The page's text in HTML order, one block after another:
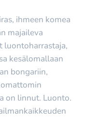
ihmeen komea
majaileva
luontoharrastaja,
kesälomallaan
bongariin,
on linnut. Luonto.